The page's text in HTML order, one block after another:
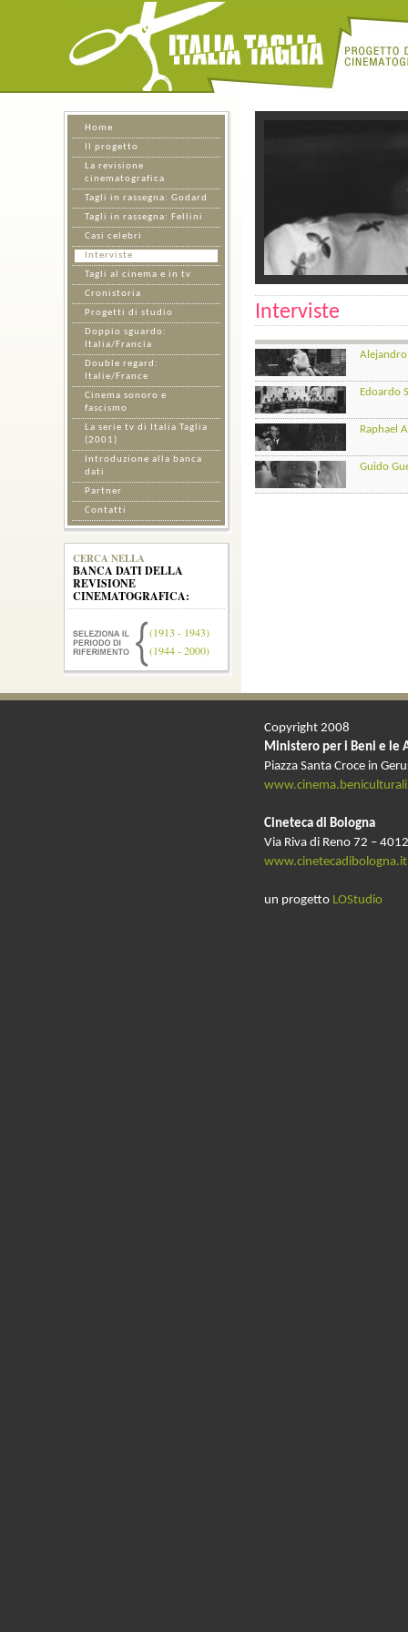
Interviste
Alejandro
Edoardo
Raphael
Guido
Home
Il progetto
La revisione
cinematografica
Tagli in rassegna: Godard
Tagli in rassegna: Fellini
Casi celebri
Interviste
Tagli al cinema e in tv
Cronistoria
Progetti di studio
Doppio sguardo:
Italia/Francia
Double regard:
Italie/France
Cinema sonoro e
fascismo
La serie tv di Italia Taglia
(2001)
Introduzione alla banca
dati
Partner
Contatti
CERCA NELLA
BANCA DATI DELLA
REVISIONE
CINEMATOGRAFICA:
(1913 - 1943)
(1944 - 2000)
Copyright 2008
Ministero per i Beni e le
Piazza Santa Croce in
Cineteca di Bologna
Via Riva di Reno 72 –
www.cinetecadibologna.it
un progetto LOStudio